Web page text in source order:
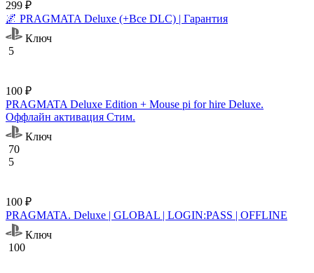
299 ₽
🌌 PRAGMATA Deluxe (+Все DLC) | Гарантия
Ключ
5
100 ₽
PRAGMATA Deluxe Edition + Mouse pi for hire Deluxe.
Оффлайн активация Cтим.
Ключ
70
5
100 ₽
PRAGMATA. Deluxe | GLOBAL | LOGIN:PASS | OFFLINE
Ключ
100